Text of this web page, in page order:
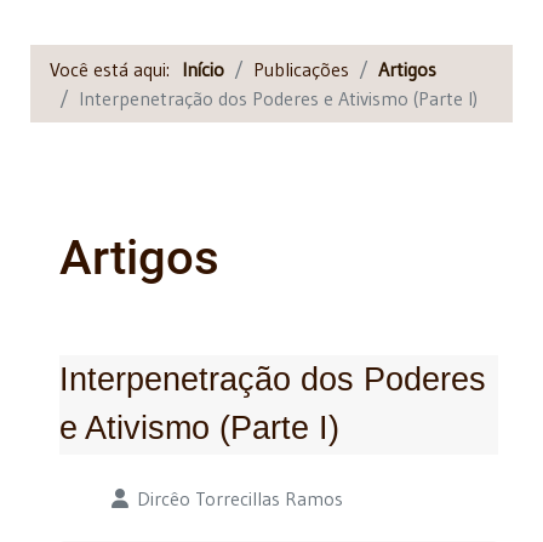
Você está aqui: Início Publicações
Artigos
Interpenetração dos Poderes e Ativismo (Parte I)
Artigos
Interpenetração dos Poderes
e Ativismo (Parte I)
Detalhes Dircêo Torrecillas Ramos